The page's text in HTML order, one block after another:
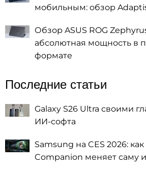
мобильным: обзор
Обзор ASUS ROG
абсолютная мощность в
формате
Последние статьи
Galaxy S26 Ultra своими
ИИ-софта
Samsung на CES 2026: как
Companion меняет саму